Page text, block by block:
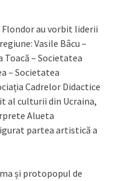
Flondor au vorbit liderii
Vasile Bâcu –
Toacă – Societatea
– Societatea
Cadrelor Didactice
al culturii din Ucraina,
Alueta
partea artistică a
și protopopul de